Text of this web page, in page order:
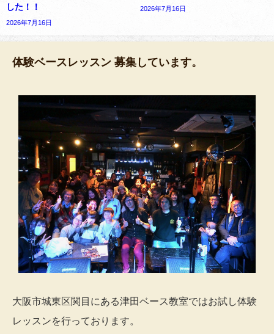
した！！
2026年7月16日
2026年7月16日
体験ベースレッスン 募集しています。
大阪市城東区関目にある津田ベース教室ではお試し体験
レッスンを行っております。